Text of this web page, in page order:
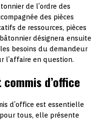
de l’ordre des
des pièces
de ressources, pièces
désignera ensuite
besoins du demandeur
l’affaire en question.
d’office
d’office est essentielle
tous, elle présente